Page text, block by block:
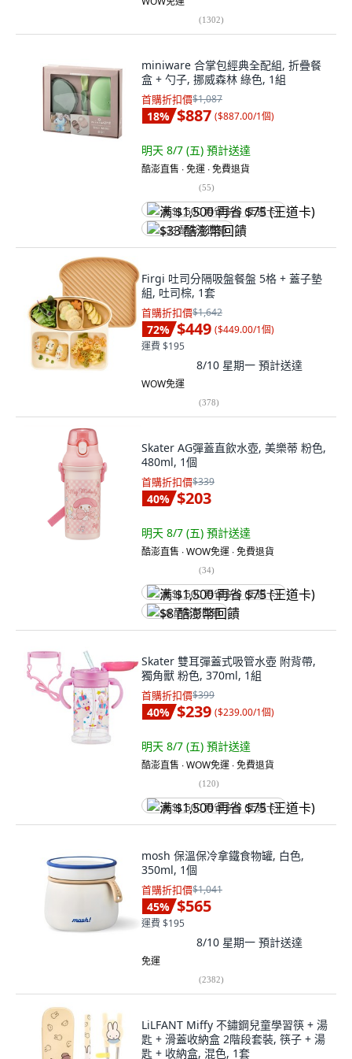
(1302)
miniware 合掌包經典全配組, 折疊餐
盒 + 勺子, 挪威森林 綠色, 1組
首購折扣價$1,087
18% $887 ($887.00/1個)
明天 8/7 (五) 預計送達
酷澎直售 ∙ 免運 ∙ 免費退貨
(55)
满 $1,500 再省 $75 (王道卡)
$33 酷澎幣回饋
Firgi 吐司分隔吸盤餐盤 5格 + 蓋子墊
組, 吐司棕, 1套
首購折扣價$1,642
72% $449 ($449.00/1個)
運費 $195
8/10 星期一 預計送達
WOW免運
(378)
Skater AG彈蓋直飲水壺, 美樂蒂 粉色,
480ml, 1個
首購折扣價$339
40% $203
明天 8/7 (五) 預計送達
酷澎直售 ∙ WOW免運 ∙ 免費退貨
(34)
满 $1,500 再省 $75 (王道卡)
$8 酷澎幣回饋
Skater 雙耳彈蓋式吸管水壺 附背帶,
獨角獸 粉色, 370ml, 1組
首購折扣價$399
40% $239 ($239.00/1個)
明天 8/7 (五) 預計送達
酷澎直售 ∙ WOW免運 ∙ 免費退貨
(120)
满 $1,500 再省 $75 (王道卡)
mosh 保溫保冷拿鐵食物罐, 白色,
350ml, 1個
首購折扣價$1,041
45% $565
運費 $195
8/10 星期一 預計送達
免運
(2382)
LiLFANT Miffy 不鏽鋼兒童學習筷 + 湯
匙 + 滑蓋收納盒 2階段套裝, 筷子 + 湯
匙 + 收納盒, 混色, 1套